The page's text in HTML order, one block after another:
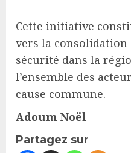
Cette initiative
vers la consolidation
sécurité dans la
l’ensemble des
cause commune.
Adoum Noël
Partagez sur